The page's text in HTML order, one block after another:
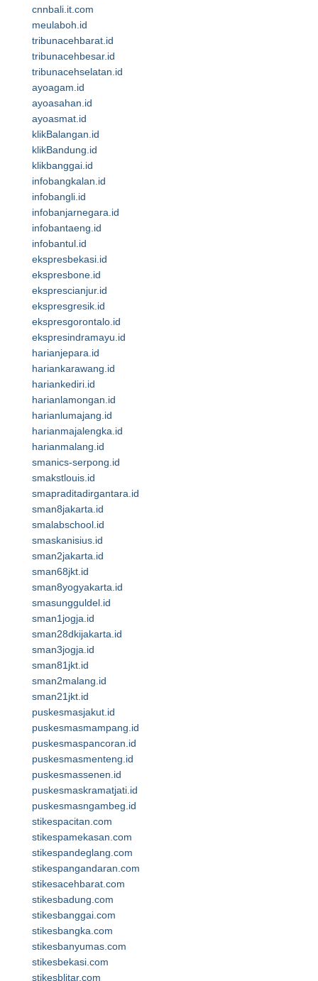
cnnbali.it.com
meulaboh.id
tribunacehbarat.id
tribunacehbesar.id
tribunacehselatan.id
ayoagam.id
ayoasahan.id
ayoasmat.id
klikBalangan.id
klikBandung.id
klikbanggai.id
infobangkalan.id
infobangli.id
infobanjarnegara.id
infobantaeng.id
infobantul.id
ekspresbekasi.id
ekspresbone.id
eksprescianjur.id
ekspresgresik.id
ekspresgorontalo.id
ekspresindramayu.id
harianjepara.id
hariankarawang.id
hariankediri.id
harianlamongan.id
harianlumajang.id
harianmajalengka.id
harianmalang.id
smanics-serpong.id
smakstlouis.id
smapraditadirgantara.id
sman8jakarta.id
smalabschool.id
smaskanisius.id
sman2jakarta.id
sman68jkt.id
sman8yogyakarta.id
smasungguldel.id
sman1jogja.id
sman28dkijakarta.id
sman3jogja.id
sman81jkt.id
sman2malang.id
sman21jkt.id
puskesmasjakut.id
puskesmasmampang.id
puskesmaspancoran.id
puskesmasmenteng.id
puskesmassenen.id
puskesmaskramatjati.id
puskesmasngambeg.id
stikespacitan.com
stikespamekasan.com
stikespandeglang.com
stikespangandaran.com
stikesacehbarat.com
stikesbadung.com
stikesbanggai.com
stikesbangka.com
stikesbanyumas.com
stikesbekasi.com
stikesblitar.com